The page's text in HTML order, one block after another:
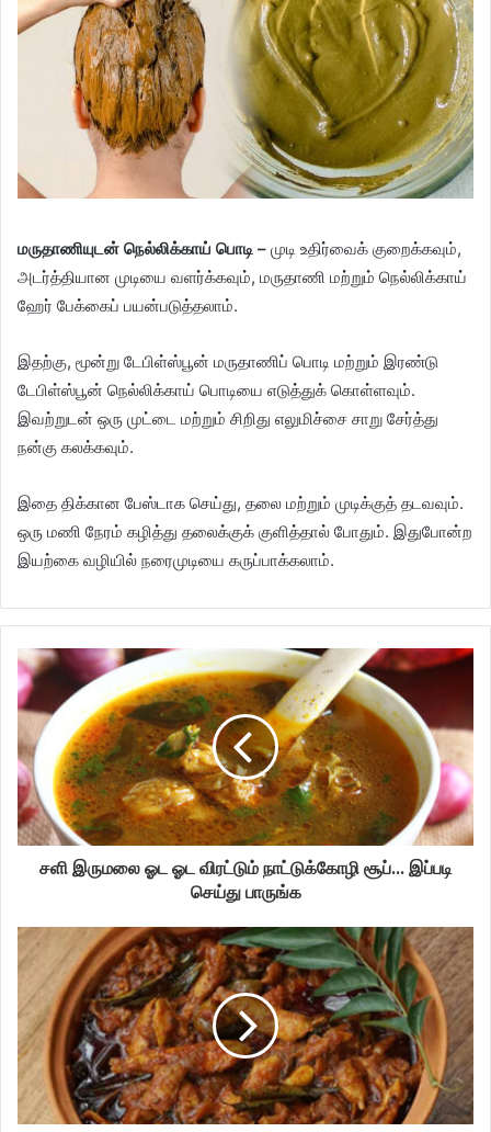
மருதாணியுடன் நெல்லிக்காய் பொடி – முடி உதிர்வைக் குறைக்கவும்,
அடர்த்தியான முடியை வளர்க்கவும், மருதாணி மற்றும் நெல்லிக்காய்
ஹேர் பேக்கைப் பயன்படுத்தலாம்.
இதற்கு, மூன்று டேபிள்ஸ்பூன் மருதாணிப் பொடி மற்றும் இரண்டு
டேபிள்ஸ்பூன் நெல்லிக்காய் பொடியை எடுத்துக் கொள்ளவும்.
இவற்றுடன் ஒரு முட்டை மற்றும் சிறிது எலுமிச்சை சாறு சேர்த்து
நன்கு கலக்கவும்.
இதை திக்கான பேஸ்டாக செய்து, தலை மற்றும் முடிக்குத் தடவவும்.
ஒரு மணி நேரம் கழித்து தலைக்குக் குளித்தால் போதும். இதுபோன்ற
இயற்கை வழியில் நரைமுடியை கருப்பாக்கலாம்.
சளி இருமலை ஓட ஓட விரட்டும் நாட்டுக்கோழி சூப்... இப்படி
செய்து பாருங்க